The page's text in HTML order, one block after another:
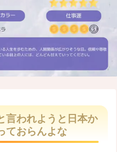
M
u
言われようと日本か
ておらんよな